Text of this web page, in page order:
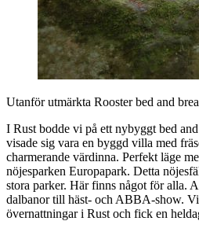
Utanför utmärkta Rooster bed and
I Rust bodde vi på ett nybyggt bed
visade sig vara en byggd villa med
charmerande värdinna. Perfekt läge
nöjesparken Europapark. Detta
stora parker. Här finns något för alla.
dalbanor till häst- och ABBA-show.
övernattningar i Rust och fick en